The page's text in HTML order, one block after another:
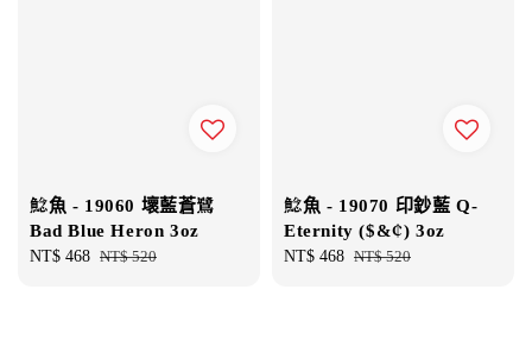
鯰魚 - 19060 壞藍蒼鷺
Bad Blue Heron 3oz
Sale
NT$ 468 Regular
NT$ 520
鯰魚 - 19070 印鈔藍 Q-
Eternity ($&¢) 3oz
Sale
NT$ 468 Regular
NT$ 520